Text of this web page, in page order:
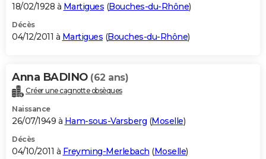
18/02/1928 à Martigues (Bouches-du-Rhône)
Décès
04/12/2011 à Martigues (Bouches-du-Rhône)
Anna BADINO (62 ans)
Créer une cagnotte obsèques
Naissance
26/07/1949 à Ham-sous-Varsberg (Moselle)
Décès
04/10/2011 à Freyming-Merlebach (Moselle)